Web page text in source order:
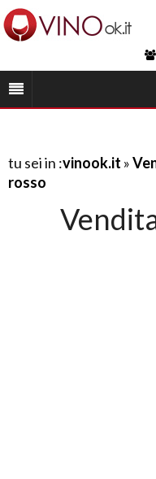
tu sei in :vinook.it »
rosso